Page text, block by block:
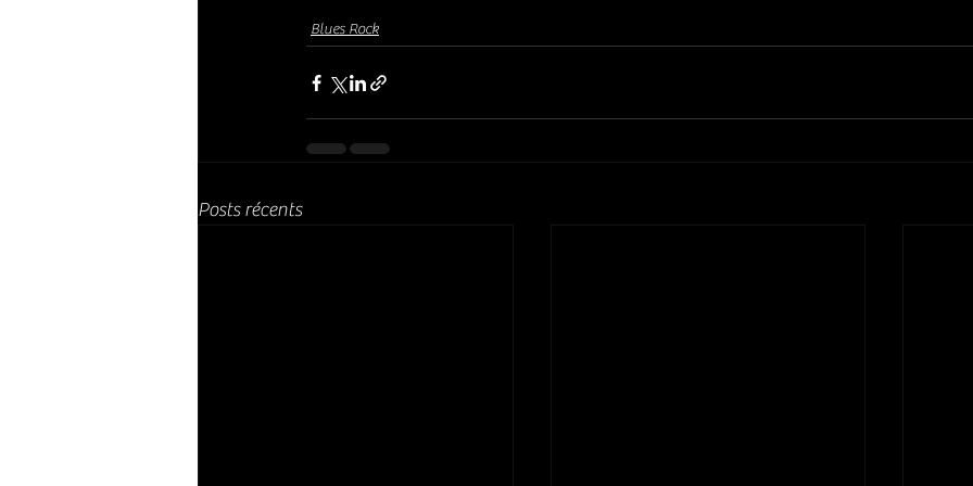
Blues Rock
Posts récents